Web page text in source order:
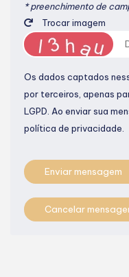
* preenchimento de
Trocar imagem
Os dados captados
por terceiros, apenas
LGPD . Ao enviar sua
política de privacidade.
Enviar mensagem
Cancelar